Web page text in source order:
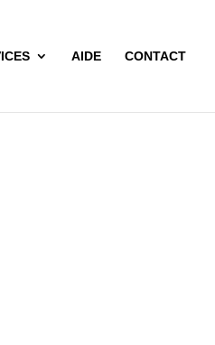
AIDE CONTACT